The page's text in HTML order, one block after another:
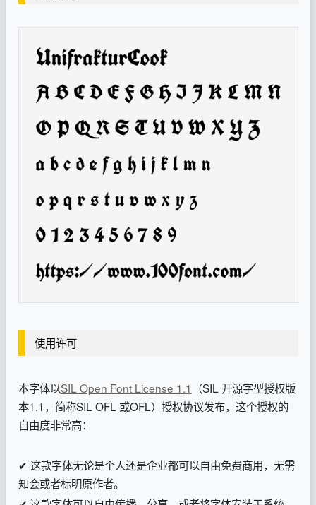
使用许可
本字体以SIL Open Font License 1.1 （SIL 开源字型授权版
本1.1，简称SIL OFL 或OFL）授权协议发布，这个授权的
自由度非常高：
✔ 这款字体无论是个人还是企业都可以自由免费商用，无需
知会或者标明原作者。